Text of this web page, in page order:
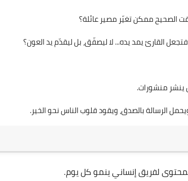
الصحيح ممكن تغيّر مصير عائلة؟
القارئ يمد يده... لا ليصفّق، بل ليقدّم يد العون؟
ينشر منشورات.
الرسالة بالصدق، ويقود قلوب الناس نحو الخير.
لفريق إنساني ينمو كل يوم.